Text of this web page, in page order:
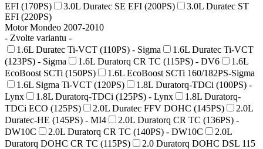
EFI (170PS)
3.0L Duratec SE EFI (200PS)
3.0L Duratec ST
EFI (220PS)
Motor Mondeo 2007-2010
- Zvolte variantu -
1.6L Duratec Ti-VCT (110PS) - Sigma
1.6L Duratec Ti-VCT
(123PS) - Sigma
1.6L Duratorq CR TC (115PS) - DV6
1.6L
EcoBoost SCTi (150PS)
1.6L EcoBoost SCTi 160/182PS-Sigma
1.6L Sigma Ti-VCT (120PS)
1.8L Duratorq-TDCi (100PS) -
Lynx
1.8L Duratorq-TDCi (125PS) - Lynx
1.8L Duratorq-
TDCi ECO (125PS)
2.0L Duratec FFV DOHC (145PS)
2.0L
Duratec-HE (145PS) - MI4
2.0L Duratorq CR TC (136PS) -
DW10C
2.0L Duratorq CR TC (140PS) - DW10C
2.0L
Duratorq DOHC CR TC (115PS)
2.0 Duratorq DOHC DSL 115